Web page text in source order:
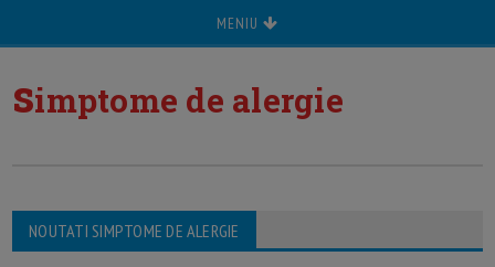
MENIU
simptome de alergie
NOUTATI SIMPTOME DE ALERGIE